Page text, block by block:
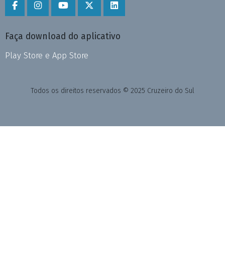
Faça download do aplicativo
Play Store e App Store
Todos os direitos reservados © 2025 Cruzeiro do Sul